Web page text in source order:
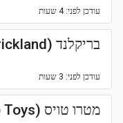
עודכן לפני: 4 שעות
בריקלנד (Brickland)
עודכן לפני: 3 שעות
מטרו טויס (Metro Toys)